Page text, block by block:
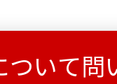
ついて問